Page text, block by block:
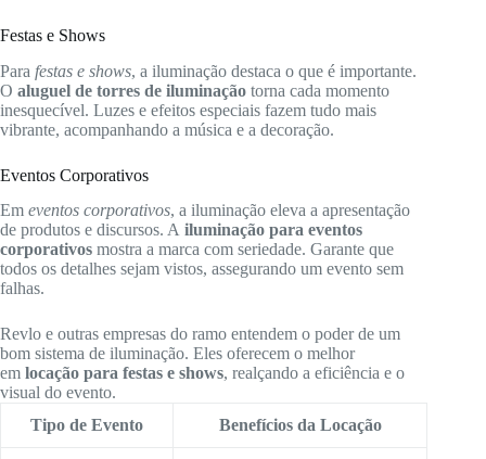
Festas e Shows
Para festas e shows, a iluminação destaca o que é importante.
O aluguel de torres de iluminação torna cada momento
inesquecível. Luzes e efeitos especiais fazem tudo mais
vibrante, acompanhando a música e a decoração.
Eventos Corporativos
Em eventos corporativos, a iluminação eleva a apresentação
de produtos e discursos. A iluminação para eventos
corporativos mostra a marca com seriedade. Garante que
todos os detalhes sejam vistos, assegurando um evento sem
falhas.
Revlo e outras empresas do ramo entendem o poder de um
bom sistema de iluminação. Eles oferecem o melhor
em locação para festas e shows, realçando a eficiência e o
visual do evento.
Tipo de Evento
Benefícios da Locação